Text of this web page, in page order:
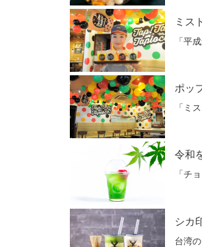
ミス
「平
ポッ
「ミ
令和
「チ
シカ
台湾